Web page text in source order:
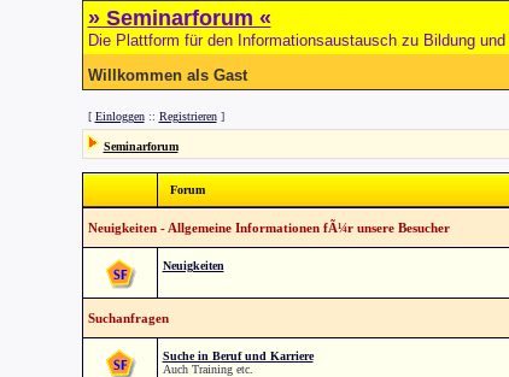
» Seminarforum «
Die Plattform für den Informationsaustausch zu Bildung und
Willkommen als Gast
[ Einloggen:: Registrieren]
Seminarforum
Forum
Neuigkeiten - Allgemeine Informationen fÃ¼r unsere Besucher
Neuigkeiten
Suchanfragen
Suche in Beruf und Karriere
Auch Training etc.